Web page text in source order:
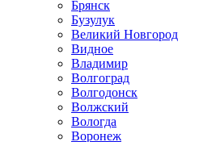
Брянск
Бузулук
Великий Новгород
Видное
Владимир
Волгоград
Волгодонск
Волжский
Вологда
Воронеж